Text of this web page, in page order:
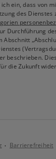
ein, dass von
des Dienstes
Durchführung
beschrieben.
die Zukunft
Barrierefreiheit